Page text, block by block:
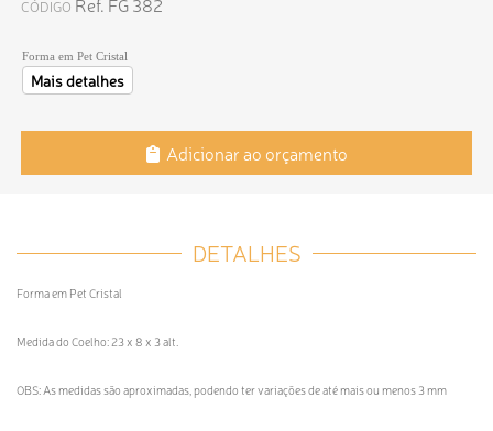
CÓDIGO
Forma em Pet Cristal
Mais detalhes
Adicionar ao orçamento
DETALHES
Forma em Pet Cristal
Medida do Coelho: 23 x 8 x 3 alt.
OBS: As medidas são aproximadas, podendo ter variações de até mais ou menos 3 mm